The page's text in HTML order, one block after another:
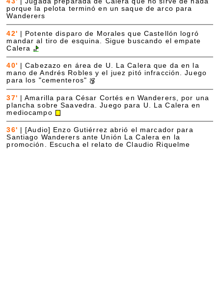
porque la pelota terminó en un saque de arco para
Wanderers
42' | Potente disparo de Morales que Castellón logró
mandar al tiro de esquina. Sigue buscando el empate
Calera
40' |Cabezazo en área de U. La Calera que da en la
mano de Andrés Robles y el juez pitó infracción. Juego
para los "cementeros"
37' |Amarilla para César Cortés en Wanderers, por una
plancha sobre Saavedra. Juego para U. La Calera en
mediocampo
36'
[Audio] Enzo Gutiérrez abrió el marcador para
Santiago Wanderers ante Unión La Calera en la
promoción. Escucha el relato de Claudio Riquelme